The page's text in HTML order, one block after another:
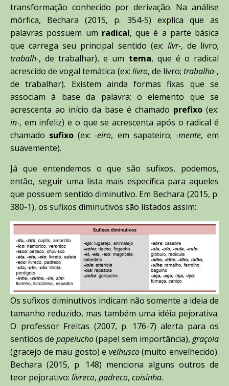
transformação conhecido por derivação. Na análise
mórfica, Bechara (2015, p. 354-5) explica que as
palavras possuem um radical, que é a parte básica
que carrega seu principal sentido (ex: livr-, de livro;
trabalh-, de trabalhar), e um tema, que é o radical
acrescido de vogal temática (ex: livro, de livro; trabalha-,
de trabalhar). Existem ainda formas fixas que se
associam à base da palavra: o elemento que se
acrescenta ao início da base é chamado prefixo (ex:
in-, em infeliz) e o que se acrescenta após o radical é
chamado sufixo(ex:-eiro, em sapateiro; -mente, em
suavemente).
Já que entendemos o que são sufixos, podemos,
então, seguir uma lista mais específica para aqueles
que possuem sentido diminutivo. Em Bechara (2015, p.
380-1), os sufixos diminutivos são listados assim:
Os sufixos diminutivos indicam não somente a ideia de
tamanho reduzido, mas também uma idéia pejorativa.
O professor Freitas (2007, p. 176-7) alerta para os
sentidos de papelucho(papel sem importância), graçola
(gracejo de mau gosto) e velhusco(muito envelhecido).
Bechara (2015, p. 148) menciona alguns outros de
teor pejorativo: livreco, padreco, coisinha.